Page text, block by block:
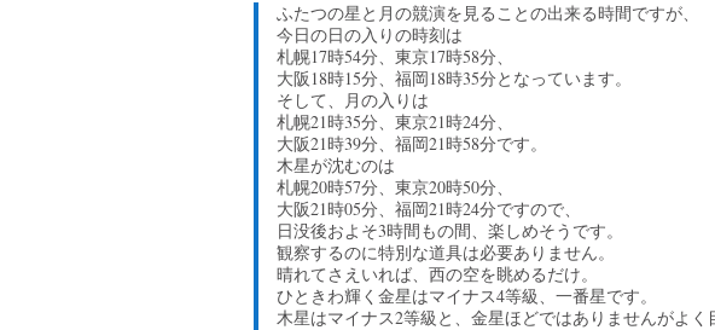
ふたつの星と月の競演を見ることの出来る時間ですが、
今日の日の入りの時刻は
札幌17時54分、東京17時58分、
大阪18時15分、福岡18時35分となっています。
そして、月の入りは
札幌21時35分、東京21時24分、
大阪21時39分、福岡21時58分です。
木星が沈むのは
札幌20時57分、東京20時50分、
大阪21時05分、福岡21時24分ですので、
日没後およそ3時間もの間、楽しめそうです。
観察するのに特別な道具は必要ありません。
晴れてさえいれば、西の空を眺めるだけ。
ひときわ輝く金星はマイナス4等級、一番星です。
木星はマイナス2等級と、金星ほどではありませんがよく